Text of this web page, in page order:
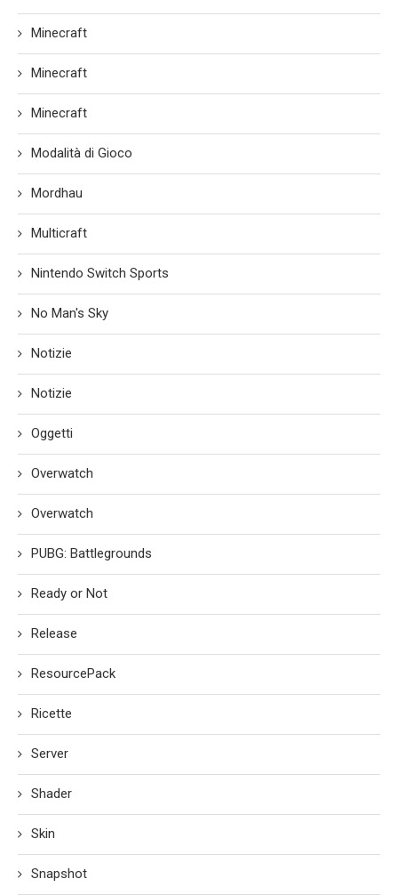
Minecraft
Minecraft
Minecraft
Modalità di Gioco
Mordhau
Multicraft
Nintendo Switch Sports
No Man's Sky
Notizie
Notizie
Oggetti
Overwatch
Overwatch
PUBG: Battlegrounds
Ready or Not
Release
ResourcePack
Ricette
Server
Shader
Skin
Snapshot